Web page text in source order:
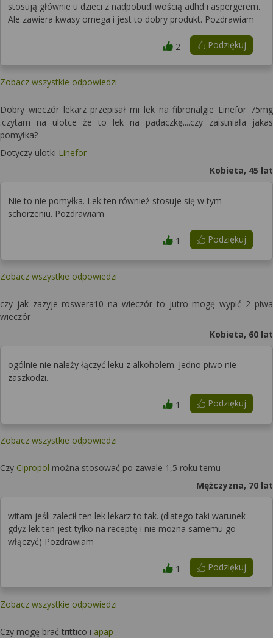
stosują głównie u dzieci z nadpobudliwością adhd i aspergerem.
Ale zawiera kwasy omega i jest to dobry produkt. Pozdrawiam
Podziękuj
2
Zobacz wszystkie odpowiedzi
Dobry wieczór lekarz przepisał mi lek na fibronalgie Linefor 75mg
.czytam na ulotce że to lek na padaczkę....czy zaistniała jakas
pomyłka?
Dotyczy ulotki Linefor
Kobieta, 45 lat
Nie to nie pomyłka. Lek ten również stosuje się w tym
schorzeniu. Pozdrawiam
Podziękuj
1
Zobacz wszystkie odpowiedzi
czy jak zazyje roswera10 na wieczór to jutro mogę wypić 2 piwa
wieczór
Kobieta, 60 lat
ogólnie nie należy łączyć leku z alkoholem. Jedno piwo nie
zaszkodzi.
Podziękuj
1
Zobacz wszystkie odpowiedzi
Czy Cipropol można stosować po zawale 1,5 roku temu
Mężczyzna, 70 lat
witam jeśli zalecił ten lek lekarz to tak. (dlatego taki warunek
gdyż lek ten jest tylko na receptę i nie można samemu go
włączyć) Pozdrawiam
Podziękuj
1
Zobacz wszystkie odpowiedzi
Czy mogę brać trittico i apap